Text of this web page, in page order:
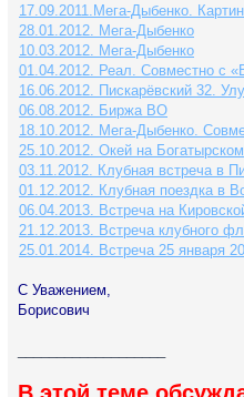
17.09.2011.Мега-Дыбенко.
28.01.2012. Мега-Дыбенко
10.03.2012. Мега-Дыбенко
01.04.2012. Реал. Совместно с
16.06.2012. Пискарёвский 32.
06.08.2012. Биржа ВО
18.10.2012. Мега-Дыбенко.
25.10.2012. Окей на Богатырском
03.11.2012. Клубная встреча в
01.12.2012. Клубная поездка в
06.04.2013. Встреча на
21.12.2013. Встреча клубного
25.01.2014. Встреча 25 января
С Уважением,
Борисович